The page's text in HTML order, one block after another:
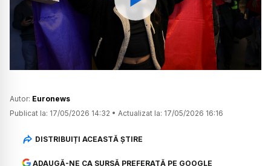
Watch
Autor: Euronews
Publicat la: 17/05/2026 14:32 • Actualizat la: 17/05/2026 16:16
DISTRIBUIȚI ACEASTĂ ȘTIRE
ADAUGĂ-NE CA SURSĂ PREFERATĂ PE GOOGLE